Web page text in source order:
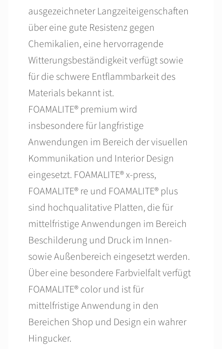
ausgezeichneter Langzeiteigenschaften
über eine gute Resistenz gegen
Chemikalien, eine hervorragende
Witterungsbeständigkeit verfügt sowie
für die schwere Entflammbarkeit des
Materials bekannt ist.
FOAMALITE® premium wird
insbesondere für langfristige
Anwendungen im Bereich der visuellen
Kommunikation und Interior Design
eingesetzt. FOAMALITE® x-press,
FOAMALITE® re und FOAMALITE® plus
sind hochqualitative Platten, die für
mittelfristige Anwendungen im Bereich
Beschilderung und Druck im Innen-
sowie Außenbereich eingesetzt werden.
Über eine besondere Farbvielfalt verfügt
FOAMALITE® color und ist für
mittelfristige Anwendung in den
Bereichen Shop und Design ein wahrer
Hingucker.